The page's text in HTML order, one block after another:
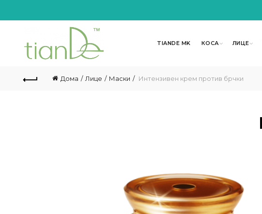
TIANDE MK КОСА ЛИЦЕ
Дома Лице Маски Интензивен крем против брчки